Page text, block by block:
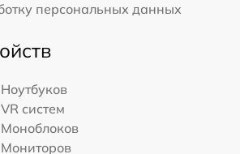
персональных данных
Ноутбуков
VR систем
Моноблоков
Мониторов